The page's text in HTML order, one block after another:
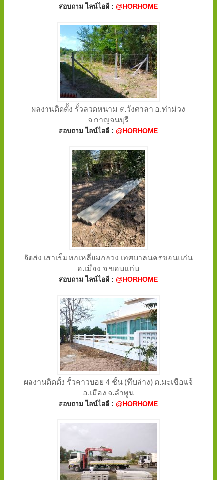
สอบถาม ไลน์ไอดี :@HORHOME
ผลงานติดตั้ง รั้วลวดหนาม ต.วังศาลา อ.ท่าม่วง
จ.กาญจนบุรี
สอบถาม ไลน์ไอดี :@HORHOME
จัดส่ง เสาเข็มหกเหลี่ยมกลวง เทศบาลนครขอนแก่น
อ.เมือง จ.ขอนแก่น
สอบถาม ไลน์ไอดี :@HORHOME
ผลงานติดตั้ง รั้วคาวบอย 4 ชั้น (ทึบล่าง) ต.มะเขือแจ้
อ.เมือง จ.ลำพูน
สอบถาม ไลน์ไอดี :@HORHOME